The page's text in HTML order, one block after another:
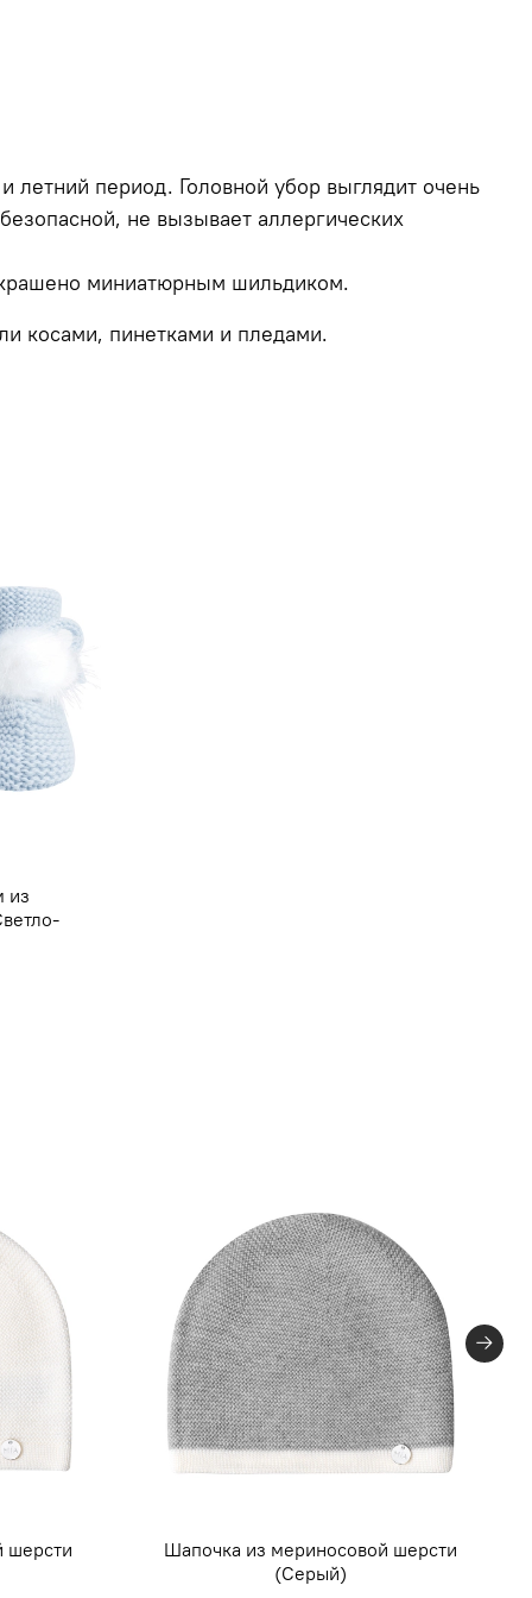
летний период. Головной убор выглядит очень
не вызывает аллергических
миниатюрным шильдиком.
косами, пинетками и пледами.
из
шерсти
Шапочка из мериносовой шерсти
(Серый)